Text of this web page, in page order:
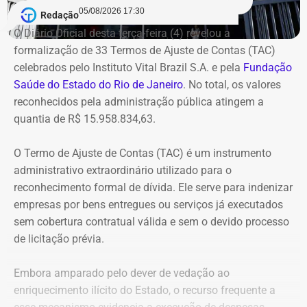
Segundo o Ministério Público, o TCU concluiu que parte
das despesas realizadas com verbas federais não foi
devidamente comprovada. As contas foram julgadas
irregulares em 2021, e a decisão foi mantida em março
de 2024, quando o tribunal rejeitou o recurso apresentado
pelo deputado.
quatro valores, que somam R$ 13.112,09, sem
atualização monetária.
A Procuradoria cita ainda que o Tribunal concluiu que o
deputado participou da gestão desses recursos,
autorizando transferências para contas da prefeitura e
documentação comprobatória. Também destaca que Dr.
Flávio foi notificado sobre as irregularidades em
Redação05/08/2026 17:30
O Diário Oficial desta terça-feira (4) revelou a
formalização de 33 Termos de Ajuste de Contas (TAC)
celebrados pelo Instituto Vital Brazil S.A. e pela Fundação
Saúde do Estado do Rio de Janeiro. No total, os valores
reconhecidos pela administração pública atingem a
quantia de R$ 15.958.834,63.
O Termo de Ajuste de Contas (TAC) é um instrumento
administrativo extraordinário utilizado para o
reconhecimento formal de dívida. Ele serve para indenizar
empresas por bens entregues ou serviços já executados
sem cobertura contratual válida e sem o devido processo
de licitação prévia.
Embora amparado pelo dever de vedação ao
enriquecimento ilícito do Estado, o recurso frequente a